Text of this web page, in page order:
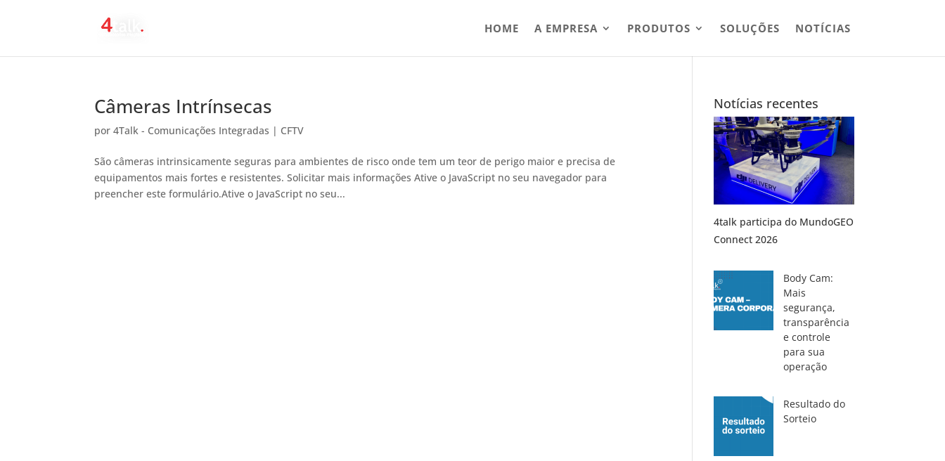
HOME A EMPRESA PRODUTOS SOLUÇÕES NOTÍCIAS
Câmeras Intrínsecas
por4Talk - Comunicações Integradas | CFTV
São câmeras intrinsicamente seguras para ambientes de risco onde tem um teor de perigo maior e precisa de
equipamentos mais fortes e resistentes. Solicitar mais informações Ative o JavaScript no seu navegador para
preencher este formulário.Ative o JavaScript no seu...
Notícias recentes
4talk participa do MundoGEO
Connect 2026
Body Cam:
Mais
segurança,
transparência
e controle
para sua
operação
Resultado do
Sorteio